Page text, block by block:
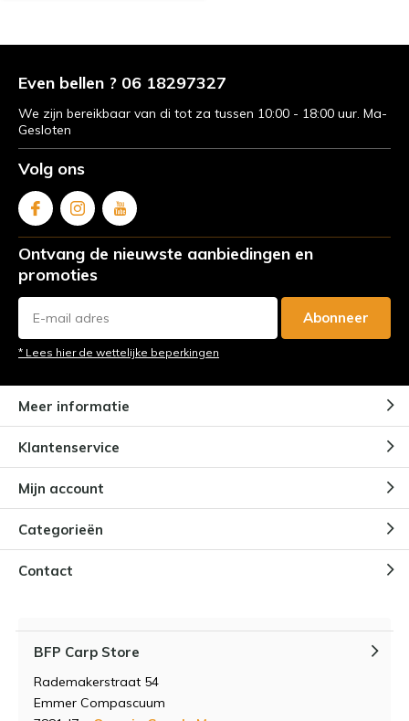
Even bellen ? 06 18297327
We zijn bereikbaar van di tot za tussen 10:00 - 18:00 uur. Ma-
Gesloten
Volg ons
Ontvang de nieuwste aanbiedingen en
promoties
Abonneer
* Lees hier de wettelijke beperkingen
Meer informatie
Klantenservice
Mijn account
Categorieën
Contact
BFP Carp Store
Rademakerstraat 54
Emmer Compascuum